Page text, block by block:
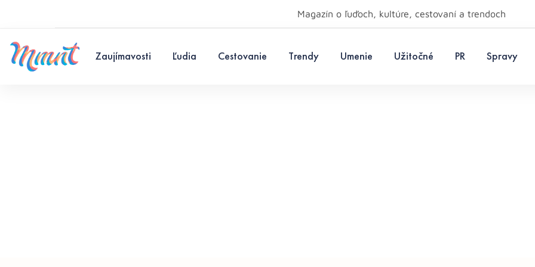
Magazín o ľuďoch, kultúre, cestovaní a trendoch
Zaujímavosti Ľudia Cestovanie Trendy Umenie Užitočné PR Spravy